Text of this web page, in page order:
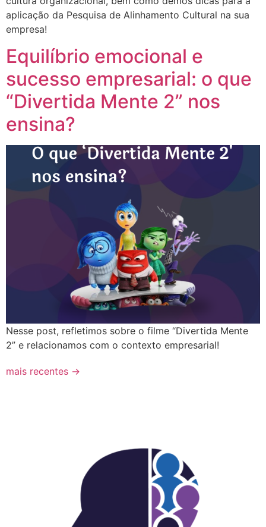
aplicação da Pesquisa de Alinhamento Cultural na sua
empresa!
Equilíbrio emocional e
sucesso empresarial: o que
“Divertida Mente 2” nos
ensina?
Nesse post, refletimos sobre o filme “Divertida Mente
2” e relacionamos com o contexto empresarial!
mais recentes →